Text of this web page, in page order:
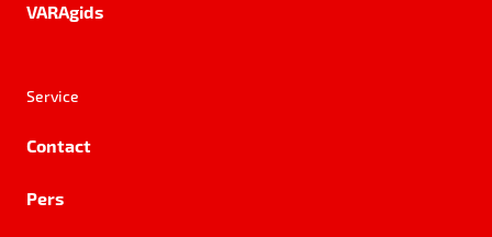
VARAgids
Service
Contact
Pers